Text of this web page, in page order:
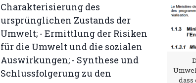
dass
Charakterisierung des
ursprünglichen Zustands der
Umwelt; - Ermittlung der Risiken
für die Umwelt und die sozialen
Auswirkungen; - Synthese und
Schlussfolgerung zu den